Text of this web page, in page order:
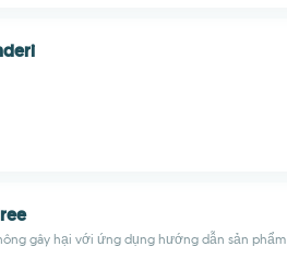
gây hại với ứng dụng hướng dẫn sản phẩm